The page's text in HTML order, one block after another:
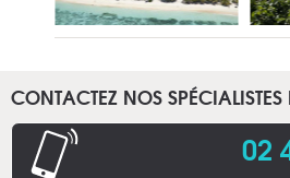
CONTACTEZ NOS
02